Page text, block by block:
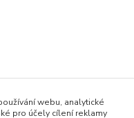
webu, analytické
pro účely cílení reklamy